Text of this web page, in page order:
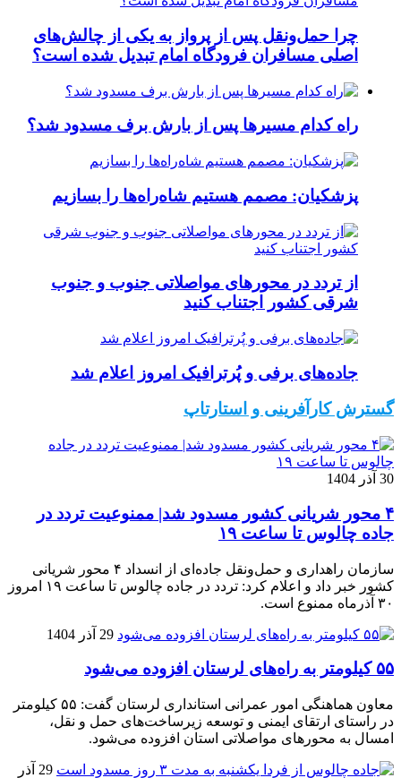
چرا حمل‌ونقل پس از پرواز به یکی از چالش‌های
اصلی مسافران فرودگاه امام تبدیل شده است؟
راه کدام مسیرها پس از بارش برف مسدود شد؟
پزشکیان: مصمم هستیم شاه‌راه‌ها را بسازیم
از تردد در محورهای مواصلاتی جنوب و جنوب
شرقی کشور اجتناب کنید
جاده‌های برفی و پُرترافیک امروز اعلام شد
گسترش کارآفرینی و استارتاپ
30 آذر 1404
۴ محور شریانی کشور مسدود شد| ممنوعیت تردد در
جاده چالوس تا ساعت ۱۹
سازمان راهداری و حمل‌ونقل جاده‌ای از انسداد ۴ محور شریانی
کشور خبر داد و اعلام کرد: تردد در جاده چالوس تا ساعت ۱۹ امروز
۳۰ آذرماه ممنوع است.
29 آذر 1404
۵۵ کیلومتر به راه‌های لرستان افزوده می‌شود
معاون هماهنگی امور عمرانی استانداری لرستان گفت: ۵۵ کیلومتر
در راستای ارتقای ایمنی و توسعه زیرساخت‌های حمل و نقل،
امسال به محورهای مواصلاتی استان افزوده می‌شود.
29 آذر